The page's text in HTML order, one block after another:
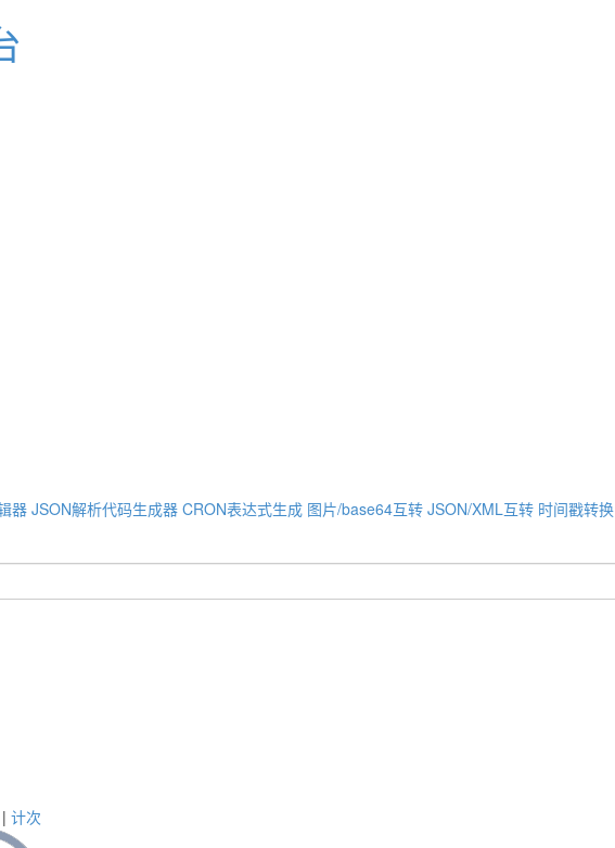
器 JSON解析代码生成器 CRON表达式生成 图片/base64互转 JSON/XML互转 时间戳转换
| 计次